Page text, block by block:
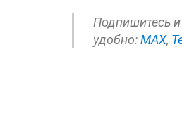
Подпишитесь и
удобно:МАХ,